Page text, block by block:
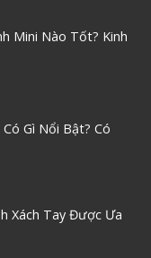
Mini Nào Tốt? Kinh
Gì Nổi Bật? Có
Xách Tay Được Ưa